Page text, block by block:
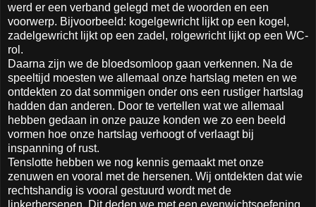
werd er een verband gelegd met de woorden en een
voorwerp. Bijvoorbeeld: kogelgewricht lijkt op een kogel,
zadelgewricht lijkt op een zadel, rolgewricht lijkt op een WC-
rol.
Daarna zijn we de bloedsomloop gaan verkennen. Na de
speeltijd moesten we allemaal onze hartslag meten en we
ontdekten zo dat sommigen onder ons een rustiger hartslag
hadden dan anderen. Door te vertellen wat we allemaal
hebben gedaan in onze pauze konden we zo een beeld
vormen hoe onze hartslag verhoogt of verlaagt bij
inspanning of rust.
Tenslotte hebben we nog kennis gemaakt met onze
zenuwen en vooral met de hersenen. Wij ontdekten dat wie
rechtshandig is vooral gestuurd wordt met de
linkerhersenen. Dit deden we met een evenwichtsoefening